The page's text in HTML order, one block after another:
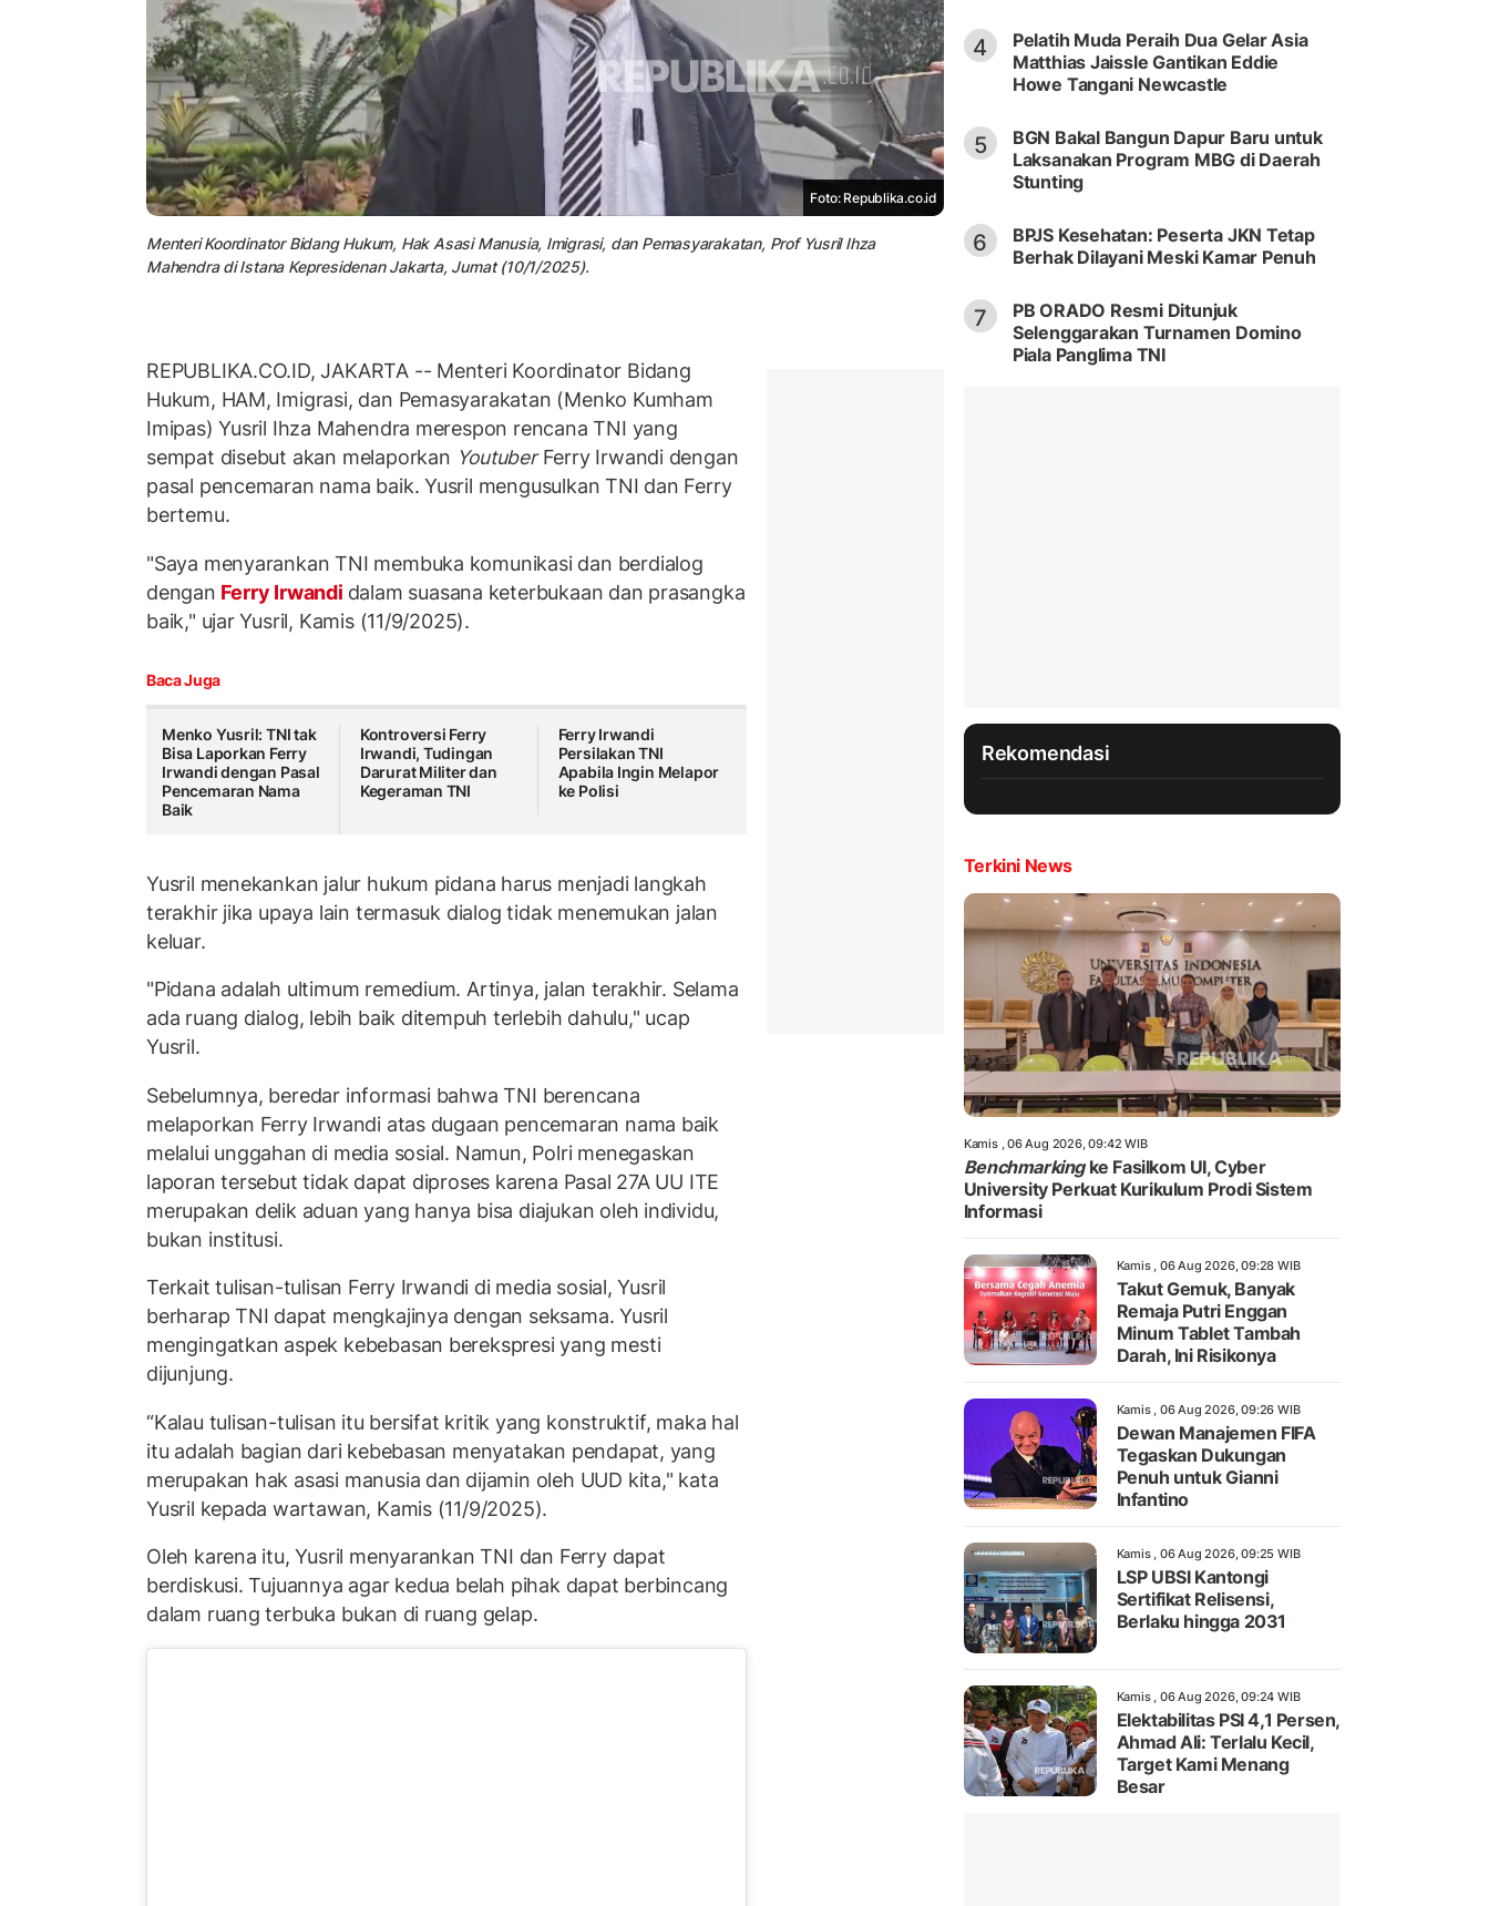
Foto: Republika.co.id
Menteri Koordinator Bidang Hukum, Hak Asasi Manusia, Imigrasi, dan Pemasyarakatan, Prof Yusril Ihza
Mahendra di Istana Kepresidenan Jakarta, Jumat (10/1/2025).
REPUBLIKA.CO.ID, JAKARTA -- Menteri Koordinator Bidang
Hukum, HAM, Imigrasi, dan Pemasyarakatan (Menko Kumham
Imipas) Yusril Ihza Mahendra merespon rencana TNI yang
sempat disebut akan melaporkan YoutuberFerry Irwandi dengan
pasal pencemaran nama baik. Yusril mengusulkan TNI dan Ferry
bertemu.
"Saya menyarankan TNI membuka komunikasi dan berdialog
dengan Ferry Irwandi dalam suasana keterbukaan dan prasangka
baik," ujar Yusril, Kamis (11/9/2025).
Baca Juga
Menko Yusril: TNI tak
Bisa Laporkan Ferry
Irwandi dengan Pasal
Pencemaran Nama
Baik
Kontroversi Ferry
Irwandi, Tudingan
Darurat Militer dan
Kegeraman TNI
Ferry Irwandi
Persilakan TNI
Apabila Ingin Melapor
ke Polisi
Yusril menekankan jalur hukum pidana harus menjadi langkah
terakhir jika upaya lain termasuk dialog tidak menemukan jalan
keluar.
"Pidana adalah ultimum remedium. Artinya, jalan terakhir. Selama
ada ruang dialog, lebih baik ditempuh terlebih dahulu," ucap
Yusril.
Sebelumnya, beredar informasi bahwa TNI berencana
melaporkan Ferry Irwandi atas dugaan pencemaran nama baik
melalui unggahan di media sosial. Namun, Polri menegaskan
laporan tersebut tidak dapat diproses karena Pasal 27A UU ITE
merupakan delik aduan yang hanya bisa diajukan oleh individu,
bukan institusi.
Terkait tulisan-tulisan Ferry Irwandi di media sosial, Yusril
berharap TNI dapat mengkajinya dengan seksama. Yusril
mengingatkan aspek kebebasan berekspresi yang mesti
dijunjung.
“Kalau tulisan-tulisan itu bersifat kritik yang konstruktif, maka hal
itu adalah bagian dari kebebasan menyatakan pendapat, yang
merupakan hak asasi manusia dan dijamin oleh UUD kita," kata
Yusril kepada wartawan, Kamis (11/9/2025).
Oleh karena itu, Yusril menyarankan TNI dan Ferry dapat
berdiskusi. Tujuannya agar kedua belah pihak dapat berbincang
dalam ruang terbuka bukan di ruang gelap.
4
Pelatih Muda Peraih Dua Gelar Asia
Matthias Jaissle Gantikan Eddie
Howe Tangani Newcastle
5
BGN Bakal Bangun Dapur Baru untuk
Laksanakan Program MBG di Daerah
Stunting
6
BPJS Kesehatan: Peserta JKN Tetap
Berhak Dilayani Meski Kamar Penuh
7
PB ORADO Resmi Ditunjuk
Selenggarakan Turnamen Domino
Piala Panglima TNI
Rekomendasi
Terkini News
Kamis , 06 Aug 2026, 09:42 WIB
Benchmarkingke Fasilkom UI, Cyber
University Perkuat Kurikulum Prodi Sistem
Informasi
Kamis , 06 Aug 2026, 09:28 WIB
Takut Gemuk, Banyak
Remaja Putri Enggan
Minum Tablet Tambah
Darah, Ini Risikonya
Kamis , 06 Aug 2026, 09:26 WIB
Dewan Manajemen FIFA
Tegaskan Dukungan
Penuh untuk Gianni
Infantino
Kamis , 06 Aug 2026, 09:25 WIB
LSP UBSI Kantongi
Sertifikat Relisensi,
Berlaku hingga 2031
Kamis , 06 Aug 2026, 09:24 WIB
Elektabilitas PSI 4,1 Persen,
Ahmad Ali: Terlalu Kecil,
Target Kami Menang
Besar